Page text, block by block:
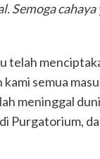
Semoga
telah
semua
meninggal
Purgatorium,